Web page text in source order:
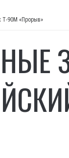
Т-90М «Прорыв»